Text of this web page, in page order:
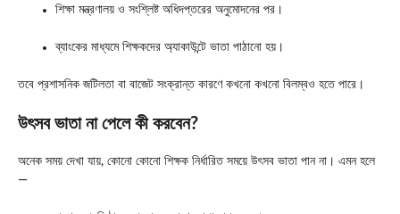
শিক্ষা মন্ত্রণালয় ও সংশ্লিষ্ট অধিদপ্তরের অনুমোদনের পর।
ব্যাংকের মাধ্যমে শিক্ষকদের অ্যাকাউন্টে ভাতা পাঠানো হয়।
তবে প্রশাসনিক জটিলতা বা বাজেট সংক্রান্ত কারণে কখনো কখনো বিলম্বও হতে পারে।
উৎসব ভাতা না পেলে কী করবেন?
অনেক সময় দেখা যায়, কোনো কোনো শিক্ষক নির্ধারিত সময়ে উৎসব ভাতা পান না। এমন হলে
—